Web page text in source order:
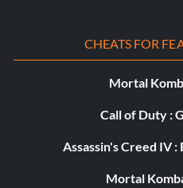
CHEATS FOR
Mortal
Call of Duty :
Assassin's Creed IV
Mortal